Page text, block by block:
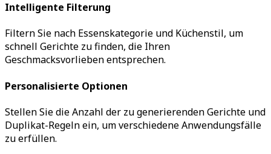
Intelligente Filterung
Filtern Sie nach Essenskategorie und Küchenstil, um
schnell Gerichte zu finden, die Ihren
Geschmacksvorlieben entsprechen.
Personalisierte Optionen
Stellen Sie die Anzahl der zu generierenden Gerichte und
Duplikat-Regeln ein, um verschiedene Anwendungsfälle
zu erfüllen.